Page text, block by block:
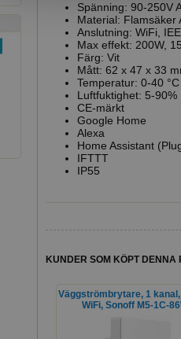
Spänning: 90-250V
Material: Flamsäker
Anslutning: WiFi,
Max effekt: 200W,
Färg: Vit
Mått: 62 x 47 x 33
Temperatur: 0-40 °C
Luftfuktighet: 5-90%
CE-märkt
Google Home
Alexa
Home Assistant
IFTTT
IP55
KUNDER SOM KÖPT
Väggströmbrytare, 1
WiFi, Sonoff M5-1C-